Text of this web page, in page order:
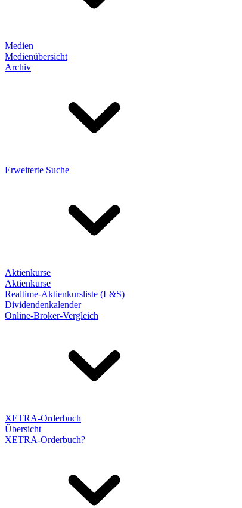
Medien
Medienübersicht
Archiv
Erweiterte Suche
Aktienkurse
Aktienkurse
Realtime-Aktienkursliste (L&S)
Dividendenkalender
Online-Broker-Vergleich
XETRA-Orderbuch
Übersicht
XETRA-Orderbuch?